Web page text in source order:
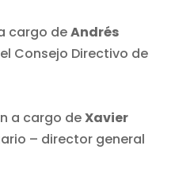
cargo deAndrés
Consejo Directivo de
a cargo deXavier
– director general